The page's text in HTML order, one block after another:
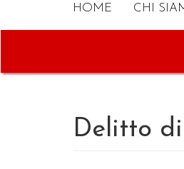
HOME CHI
Delitto